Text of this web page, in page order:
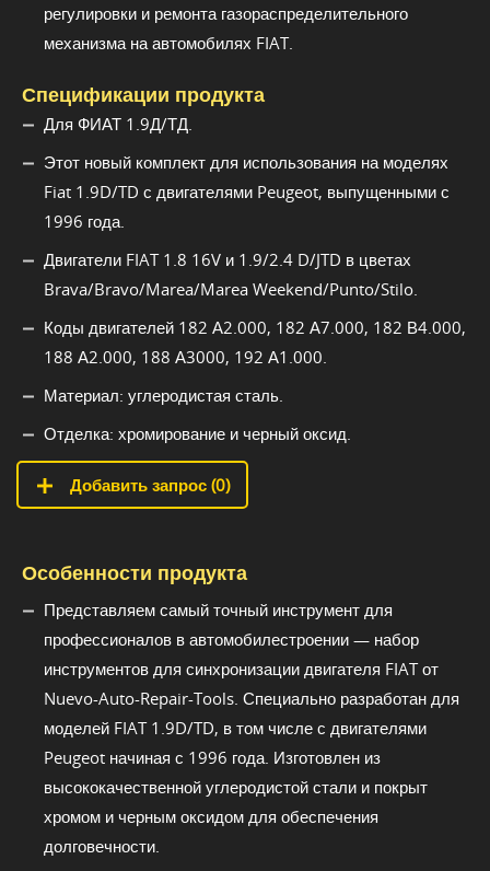
регулировки и ремонта газораспределительного
механизма на автомобилях FIAT.
Спецификации продукта
Для ФИАТ 1.9Д/ТД.
Этот новый комплект для использования на моделях
Fiat 1.9D/TD с двигателями Peugeot, выпущенными с
1996 года.
Двигатели FIAT 1.8 16V и 1.9/2.4 D/JTD в цветах
Brava/Bravo/Marea/Marea Weekend/Punto/Stilo.
Коды двигателей 182 А2.000, 182 А7.000, 182 В4.000,
188 А2.000, 188 А3000, 192 А1.000.
Материал: углеродистая сталь.
Отделка: хромирование и черный оксид.
Добавить запрос (0)
Особенности продукта
Представляем самый точный инструмент для
профессионалов в автомобилестроении — набор
инструментов для синхронизации двигателя FIAT от
Nuevo-Auto-Repair-Tools. Специально разработан для
моделей FIAT 1.9D/TD, в том числе с двигателями
Peugeot начиная с 1996 года. Изготовлен из
высококачественной углеродистой стали и покрыт
хромом и черным оксидом для обеспечения
долговечности.